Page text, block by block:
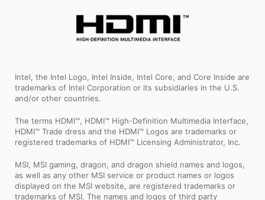
Intel, the Intel Logo, Intel Inside, Intel Core, and Core Inside are
trademarks of Intel Corporation or its subsidiaries in the U.S.
and/or other countries.
The terms HDMI™, HDMI™ High-Definition Multimedia Interface,
HDMI™ Trade dress and the HDMI™ Logos are trademarks or
registered trademarks of HDMI™ Licensing Administrator, Inc.
MSI, MSI gaming, dragon, and dragon shield names and logos,
as well as any other MSI service or product names or logos
displayed on the MSI website, are registered trademarks or
trademarks of MSI. The names and logos of third party